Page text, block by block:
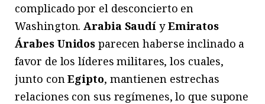
complicado por el desconcierto en
Washington.Arabia Saudí yEmiratos
Árabes Unidos parecen haberse inclinado a
favor de los líderes militares, los cuales,
junto conEgipto, mantienen estrechas
relaciones con sus regímenes, lo que supone